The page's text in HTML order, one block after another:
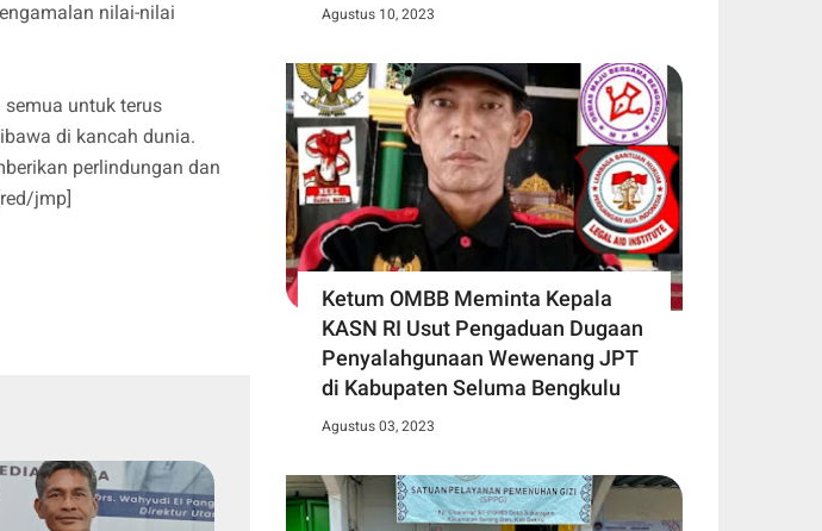
nilai-nilai
untuk terus
di kancah dunia.
perlindungan dan
jmp]
Agustus 10, 2023
Ketum OMBB Meminta Kepala
KASN RI Usut Pengaduan Dugaan
Penyalahgunaan Wewenang JPT
di Kabupaten Seluma Bengkulu
Agustus 03, 2023